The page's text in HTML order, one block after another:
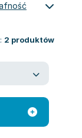
2 produktów